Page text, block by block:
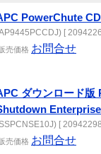
PowerChute
[
売価格 お問合せ
ダウンロード
[
売価格 お問合せ